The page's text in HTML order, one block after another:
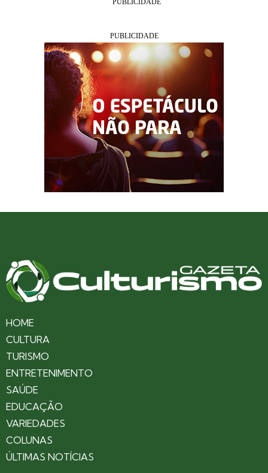
HOME
CULTURA
TURISMO
ENTRETENIMENTO
SAÚDE
EDUCAÇÃO
VARIEDADES
COLUNAS
ÚLTIMAS NOTÍCIAS